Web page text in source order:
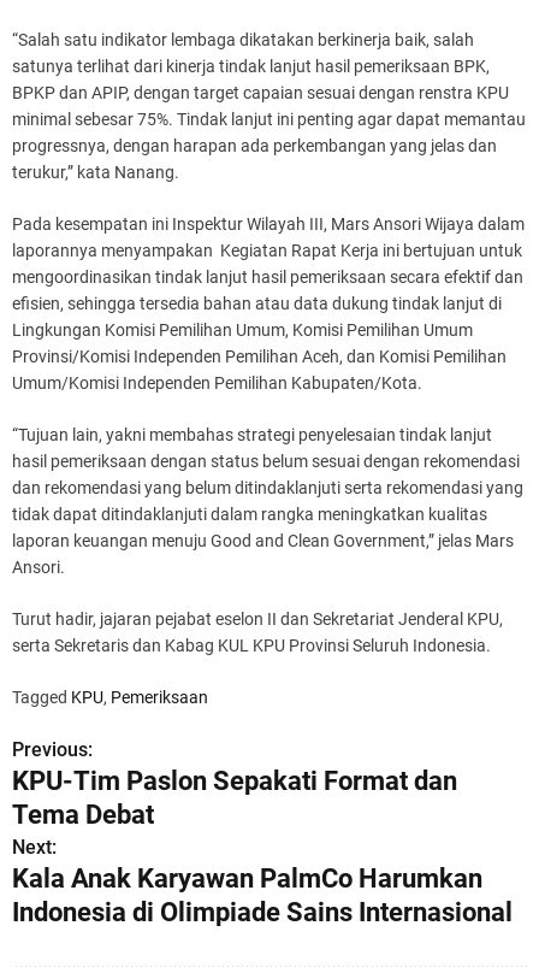
“Salah satu indikator lembaga dikatakan berkinerja baik, salah
satunya terlihat dari kinerja tindak lanjut hasil pemeriksaan BPK,
BPKP dan APIP, dengan target capaian sesuai dengan renstra KPU
minimal sebesar 75%. Tindak lanjut ini penting agar dapat memantau
progressnya, dengan harapan ada perkembangan yang jelas dan
terukur,” kata Nanang.
Pada kesempatan ini Inspektur Wilayah III, Mars Ansori Wijaya dalam
laporannya menyampakan Kegiatan Rapat Kerja ini bertujuan untuk
mengoordinasikan tindak lanjut hasil pemeriksaan secara efektif dan
efisien, sehingga tersedia bahan atau data dukung tindak lanjut di
Lingkungan Komisi Pemilihan Umum, Komisi Pemilihan Umum
Provinsi/Komisi Independen Pemilihan Aceh, dan Komisi Pemilihan
Umum/Komisi Independen Pemilihan Kabupaten/Kota.
“Tujuan lain, yakni membahas strategi penyelesaian tindak lanjut
hasil pemeriksaan dengan status belum sesuai dengan rekomendasi
dan rekomendasi yang belum ditindaklanjuti serta rekomendasi yang
tidak dapat ditindaklanjuti dalam rangka meningkatkan kualitas
laporan keuangan menuju Good and Clean Government,” jelas Mars
Ansori.
Turut hadir, jajaran pejabat eselon II dan Sekretariat Jenderal KPU,
serta Sekretaris dan Kabag KUL KPU Provinsi Seluruh Indonesia.
Tagged KPU, Pemeriksaan
P
o
s
t
Previous:
KPU-Tim Paslon Sepakati Format dan
Tema Debat
Next:
Kala Anak Karyawan PalmCo Harumkan
Indonesia di Olimpiade Sains Internasional